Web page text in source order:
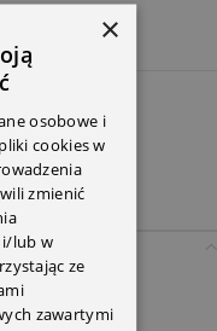
×
osobowe i
cookies w
zmienić
lub w
ze
zawartymi